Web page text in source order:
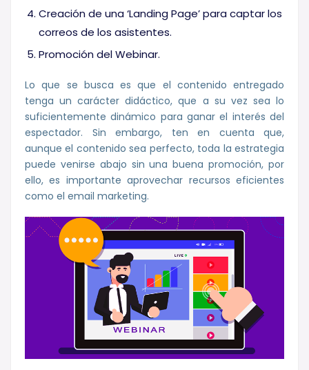
Creación de una ‘Landing Page’ para captar los
correos de los asistentes.
Promoción del Webinar.
Lo que se busca es que el contenido entregado
tenga un carácter didáctico, que a su vez sea lo
suficientemente dinámico para ganar el interés del
espectador. Sin embargo, ten en cuenta que,
aunque el contenido sea perfecto, toda la estrategia
puede venirse abajo sin una buena promoción, por
ello, es importante aprovechar recursos eficientes
como el email marketing.